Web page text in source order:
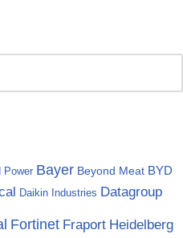
Power Bayer Beyond Meat BYD
Daikin Industries Datagroup
Fortinet Fraport Heidelberg